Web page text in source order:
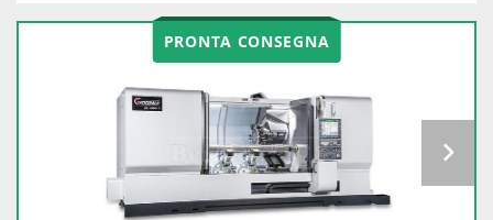
PRONTA CONSEGNA